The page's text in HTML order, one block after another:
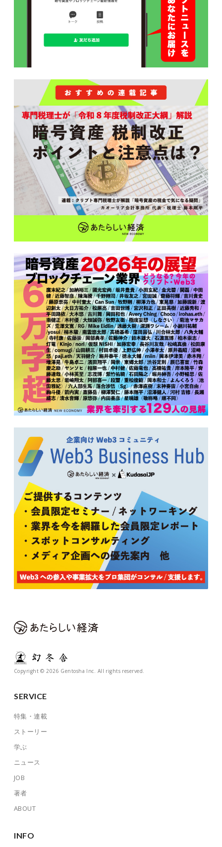
Copyright © 2026 Gentosha Inc. All rights reserved.
SERVICE
特集・連載
ストーリー
学ぶ
ニュース
JOB
著者
ABOUT
INFO